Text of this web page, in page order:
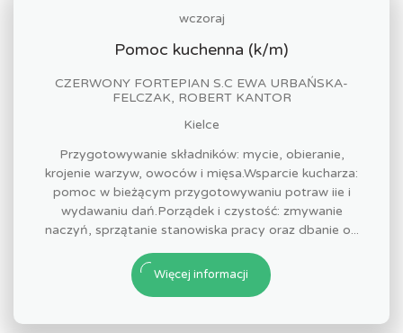
wczoraj
Pomoc kuchenna (k/m)
CZERWONY FORTEPIAN S.C EWA URBAŃSKA-
FELCZAK, ROBERT KANTOR
Kielce
Przygotowywanie składników: mycie, obieranie,
krojenie warzyw, owoców i mięsa.Wsparcie kucharza:
pomoc w bieżącym przygotowywaniu potraw iie i
wydawaniu dań.Porządek i czystość: zmywanie
naczyń, sprzątanie stanowiska pracy oraz dbanie o...
Więcej informacji